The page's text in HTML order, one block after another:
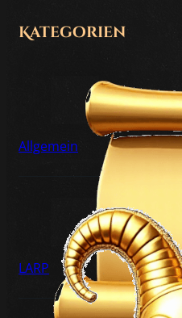
Kategorien
Allgemein
LARP